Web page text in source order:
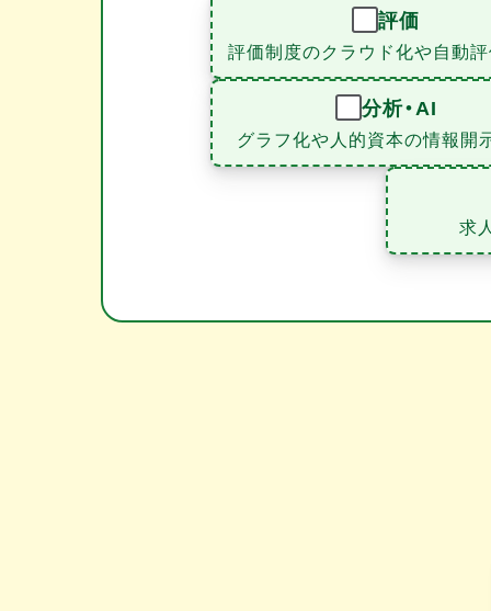
評価
評価制度のクラウド化や自動
分析・AI
グラフ化や人的資本の情報開
求